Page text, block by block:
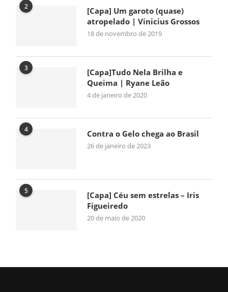
2
[Capa] Um garoto (quase)
atropelado | Vinicius Grossos
18 de novembro de 2019
3
[Capa]Tudo Nela Brilha e
Queima | Ryane Leão
4 de janeiro de 2020
4 Contra o Gelo chega ao Brasil
26 de janeiro de 2023
5
[Capa] Céu sem estrelas – Iris
Figueiredo
20 de maio de 2020